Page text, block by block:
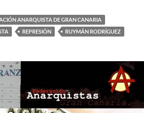
ANARQUISTA DE GRAN CANARIA
REPRESIÓN RUYMÁN RODRÍGUEZ